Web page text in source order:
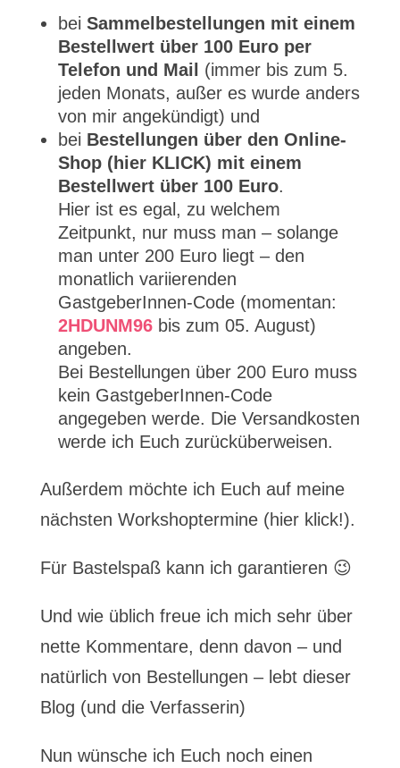
bei Sammelbestellungen mit einem
Bestellwert über 100 Euro per
Telefon und Mail
(immer bis zum 5.
jeden Monats, außer es wurde anders
von mir angekündigt) und
bei Bestellungen über den Online-
Shop (hier KLICK) mit einem
Bestellwert über 100 Euro.
Hier ist es egal, zu welchem
Zeitpunkt, nur muss man – solange
man unter 200 Euro liegt – den
monatlich variierenden
GastgeberInnen-Code (momentan:
2HDUNM96bis zum 05. August)
angeben.
Bei Bestellungen über 200 Euro muss
kein GastgeberInnen-Code
angegeben werde. Die Versandkosten
werde ich Euch zurücküberweisen.
Außerdem möchte ich Euch auf meine
nächsten Workshoptermine (hier klick!).
Für Bastelspaß kann ich garantieren 😉
Und wie üblich freue ich mich sehr über
nette Kommentare, denn davon – und
natürlich von Bestellungen – lebt dieser
Blog (und die Verfasserin)
Nun wünsche ich Euch noch einen